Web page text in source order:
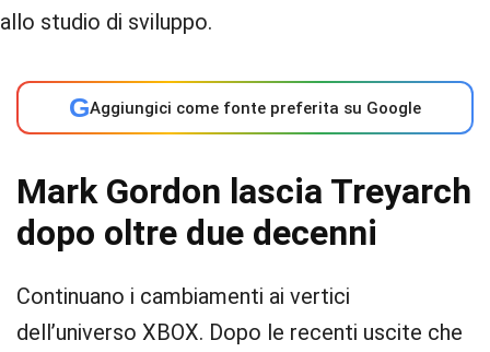
GAggiungici come fonte preferita su Google
Mark Gordon lascia Treyarch
dopo oltre due decenni
Continuano i cambiamenti ai vertici
dell’universo XBOX. Dopo le recenti uscite che